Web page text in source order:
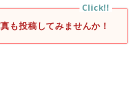
も投稿してみませんか！